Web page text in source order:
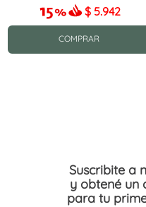
$ 5.942
COMPRAR
Suscribite a
y obtené un
para tu